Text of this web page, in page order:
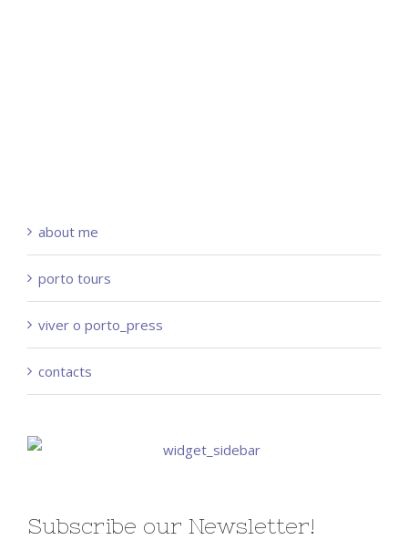
about me
porto tours
viver o porto_press
contacts
Subscribe our Newsletter!